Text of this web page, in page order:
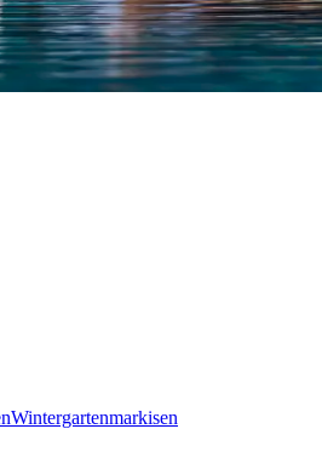
Wintergartenmarkisen